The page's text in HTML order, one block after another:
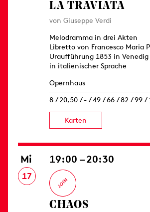
LA TRAVIATA
von Giuseppe Verdi
Melodramma in drei Akten
Libretto von Francesco Maria
Uraufführung 1853 in Venedig
in italienischer Sprache
Opernhaus
8 / 20,50 / - / 49 / 66 / 82 / 99 /
Karten
Mi
17
19:00 – 20:30
CHAOS